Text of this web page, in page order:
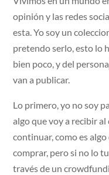
opinión y las redes
esta. Yo soy un
pretendo serlo, esto lo
bien poco, y del
van a publicar.
Lo primero, yo no soy
algo que voy a recibir al
continuar, como es
comprar, pero si no lo
través de un